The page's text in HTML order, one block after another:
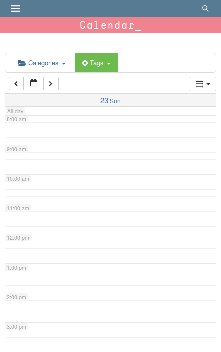
Calendar
Categories Tags
23 Sun
All-day
6:00 am
7:00 am
8:00 am
9:00 am
10:00 am
11:00 am
12:00 pm
1:00 pm
2:00 pm
3:00 pm